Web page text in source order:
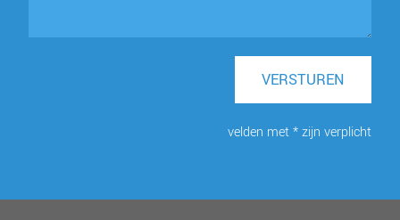
VERSTUREN
velden met * zijn verplicht